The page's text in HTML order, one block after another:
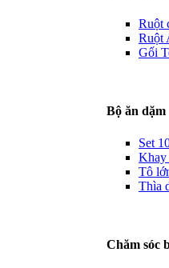
Ruột
Ruột
Gối
Bộ ăn dặm
Set
Khay
Tô
Thìa
Chăm sóc